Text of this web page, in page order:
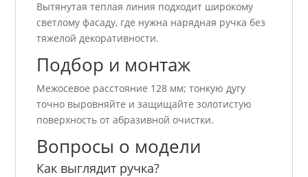
Вытянутая теплая линия подходит широкому
светлому фасаду, где нужна нарядная ручка без
тяжелой декоративности.
Подбор и монтаж
Межосевое расстояние 128 мм; тонкую дугу
точно выровняйте и защищайте золотистую
поверхность от абразивной очистки.
Вопросы о модели
Как выглядит ручка?